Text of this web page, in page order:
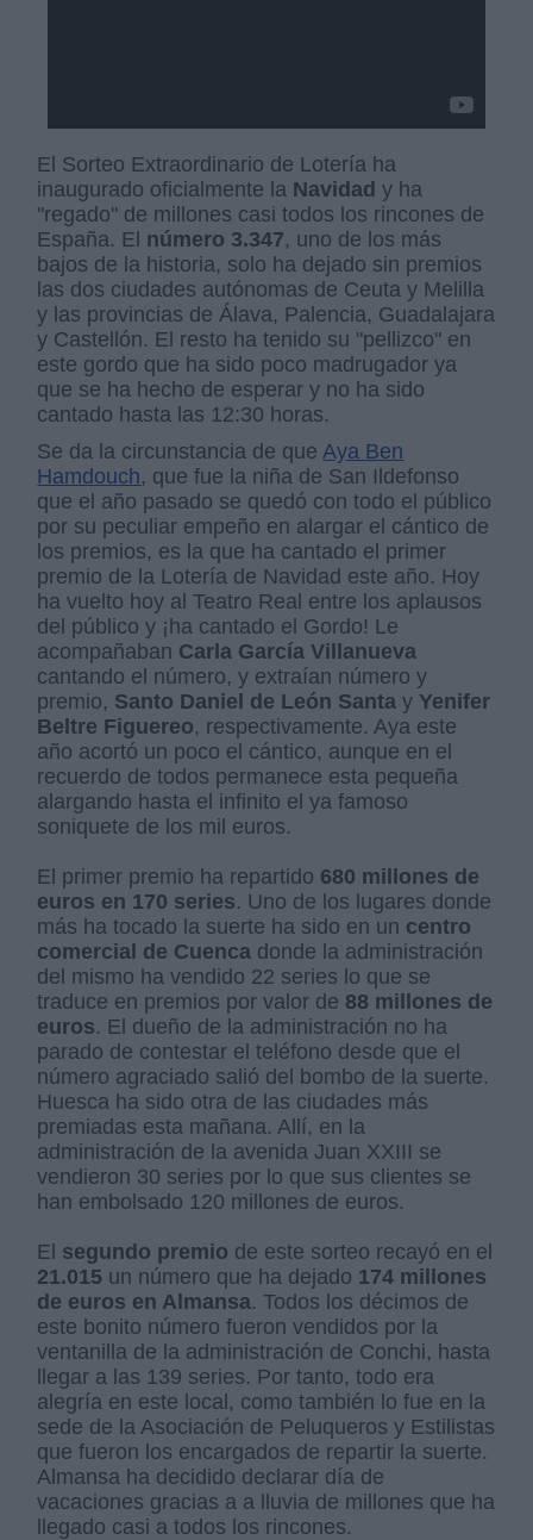
El Sorteo Extraordinario de Lotería ha
inaugurado oficialmente la Navidad y ha
"regado" de millones casi todos los rincones de
España. El número 3.347, uno de los más
bajos de la historia, solo ha dejado sin premios
las dos ciudades autónomas de Ceuta y Melilla
y las provincias de Álava, Palencia, Guadalajara
y Castellón. El resto ha tenido su "pellizco" en
este gordo que ha sido poco madrugador ya
que se ha hecho de esperar y no ha sido
cantado hasta las 12:30 horas.
Se da la circunstancia de que Aya Ben
Hamdouch, que fue la niña de San Ildefonso
que el año pasado se quedó con todo el público
por su peculiar empeño en alargar el cántico de
los premios, es la que ha cantado el primer
premio de la Lotería de Navidad este año. Hoy
ha vuelto hoy al Teatro Real entre los aplausos
del público y ¡ha cantado el Gordo! Le
acompañaban Carla García Villanueva
cantando el número, y extraían número y
premio, Santo Daniel de León Santay Yenifer
Beltre Figuereo, respectivamente. Aya este
año acortó un poco el cántico, aunque en el
recuerdo de todos permanece esta pequeña
alargando hasta el infinito el ya famoso
soniquete de los mil euros.
El primer premio ha repartido 680 millones de
euros en 170 series. Uno de los lugares donde
más ha tocado la suerte ha sido en un centro
comercial de Cuenca donde la administración
del mismo ha vendido 22 series lo que se
traduce en premios por valor de 88 millones de
euros. El dueño de la administración no ha
parado de contestar el teléfono desde que el
número agraciado salió del bombo de la suerte.
Huesca ha sido otra de las ciudades más
premiadas esta mañana. Allí, en la
administración de la avenida Juan XXIII se
vendieron 30 series por lo que sus clientes se
han embolsado 120 millones de euros.
El segundo premio de este sorteo recayó en el
21.015 un número que ha dejado 174 millones
de euros en Almansa. Todos los décimos de
este bonito número fueron vendidos por la
ventanilla de la administración de Conchi, hasta
llegar a las 139 series. Por tanto, todo era
alegría en este local, como también lo fue en la
sede de la Asociación de Peluqueros y Estilistas
que fueron los encargados de repartir la suerte.
Almansa ha decidido declarar día de
vacaciones gracias a a lluvia de millones que ha
llegado casi a todos los rincones.